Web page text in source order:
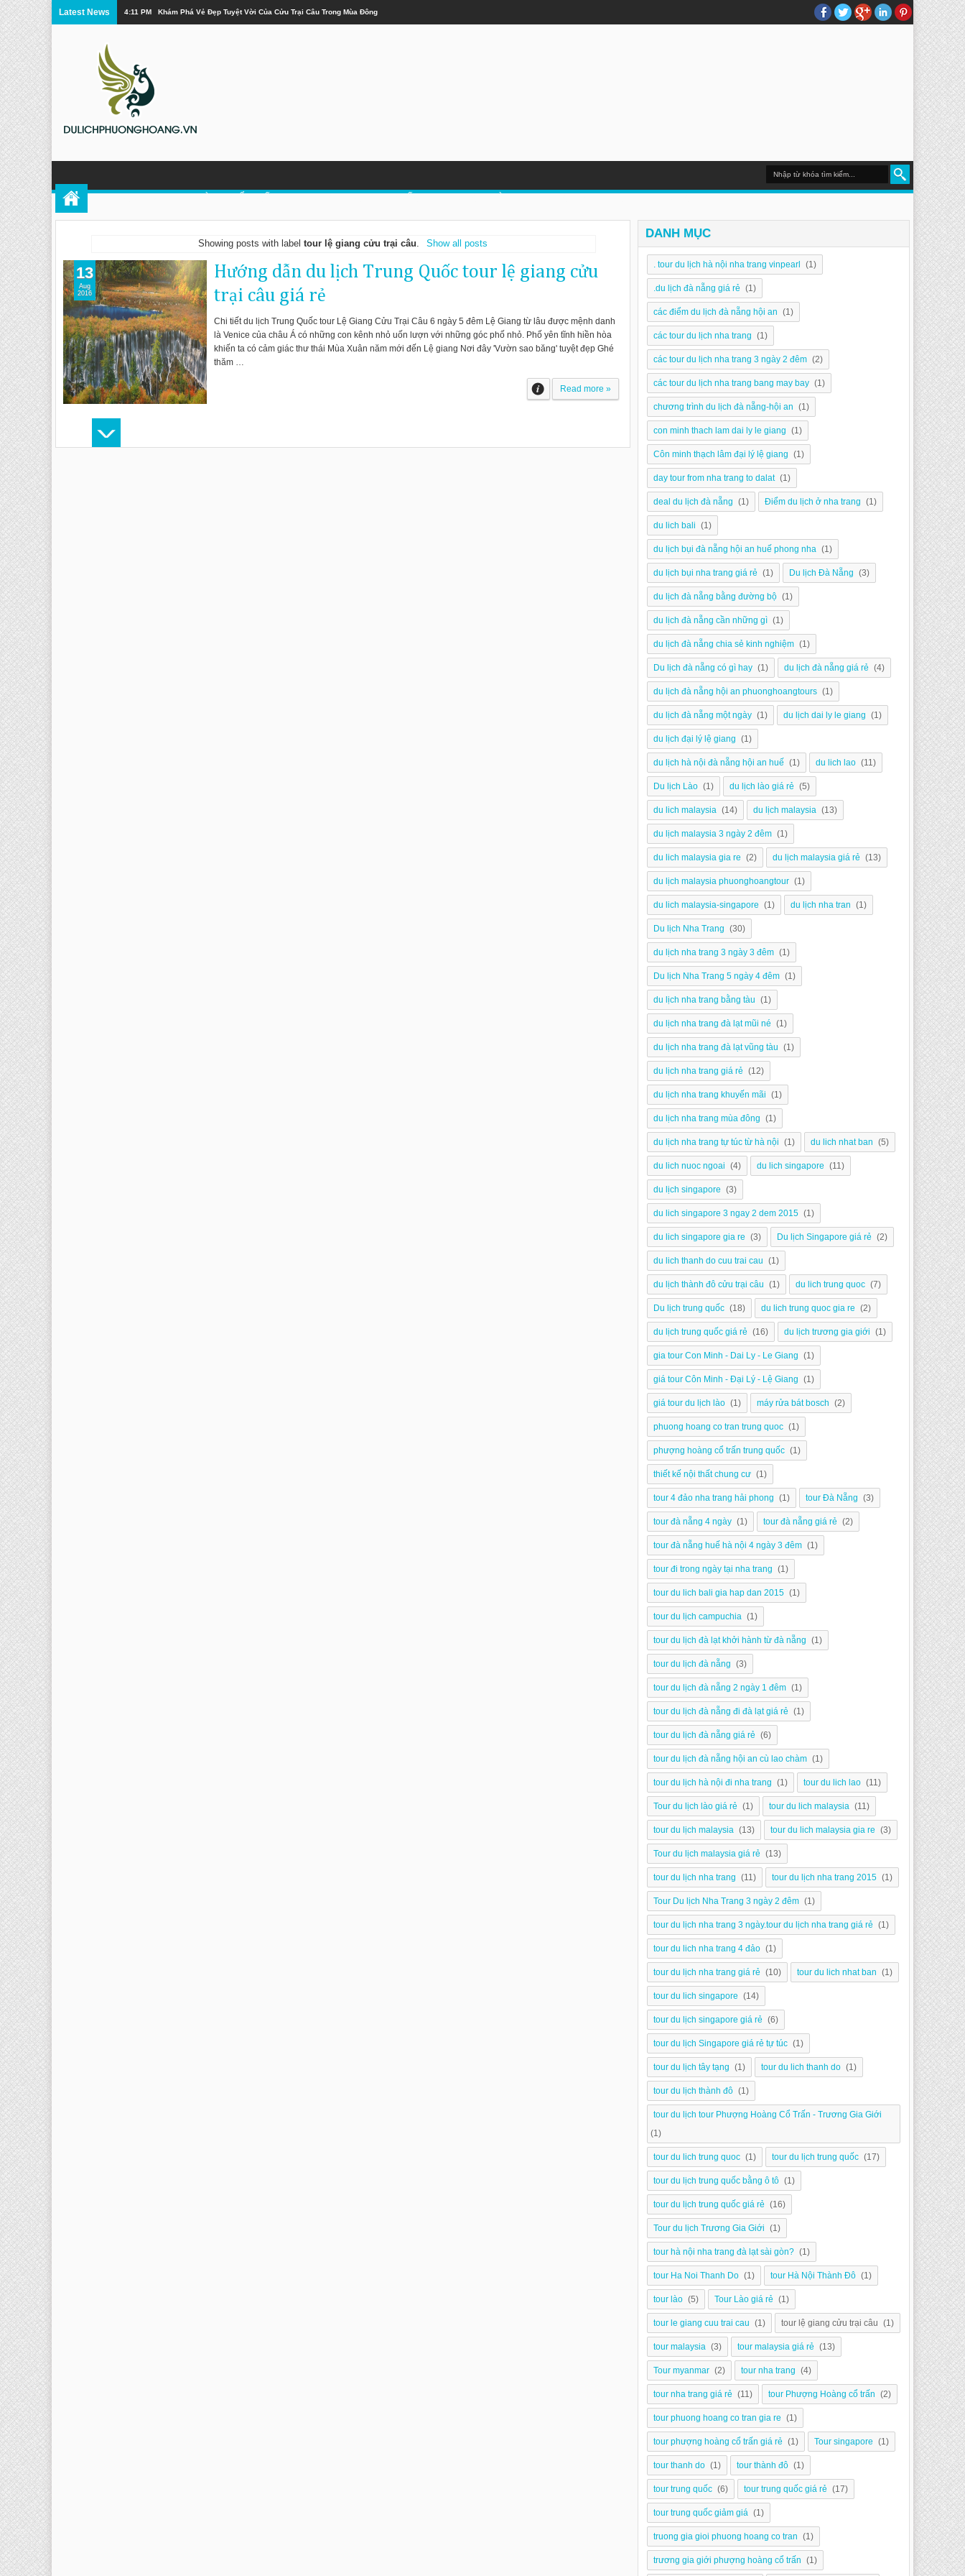
Latest News 4:11 PM Khám Phá Vẻ Đẹp Tuyệt Vời Của Cửu Trại Câu Trong Mùa Đông
Showing posts with labeltour lệ giang cửu trại câu Show all posts
Hướng dẫn du lịch Trung Quốc tour lệ giang cửu
trại câu giá rẻ
Chi tiết du lịch Trung Quốc tour Lệ Giang Cửu Trại Câu 6 ngày 5 đêm Lệ Giang từ lâu được mệnh danh
là Venice của châu Á có những con kênh nhỏ uốn lượn với những góc phố nhỏ. Phố yên tĩnh hiền hòa
khiến ta có cảm giác thư thái Mùa Xuân năm mới đến Lệ giang Nơi đây 'Vườn sao băng' tuyệt đẹp Ghé
thăm …
Read more »
13
Aug
2016
DANH MỤC
. tour du lịch hà nội nha trang vinpearl (1)
.du lịch đà nẵng giá rẻ (1)
các điểm du lịch đà nẵng hội an (1)
các tour du lịch nha trang (1)
các tour du lịch nha trang 3 ngày 2 đêm (2)
các tour du lịch nha trang bang may bay (1)
chương trình du lịch đà nẵng-hội an (1)
con minh thach lam dai ly le giang (1)
Côn minh thạch lâm đại lý lệ giang (1)
day tour from nha trang to dalat (1)
deal du lịch đà nẵng (1) Điểm du lịch ở nha trang (1)
du lich bali (1)
du lịch bụi đà nẵng hội an huế phong nha (1)
du lịch bụi nha trang giá rẻ (1) Du lịch Đà Nẵng (3)
du lịch đà nẵng bằng đường bộ (1)
du lịch đà nẵng cần những gì (1)
du lịch đà nẵng chia sẻ kinh nghiệm (1)
Du lịch đà nẵng có gì hay (1) du lịch đà nẵng giá rẻ (4)
du lịch đà nẵng hội an phuonghoangtours (1)
du lịch đà nẵng một ngày (1) du lịch dai ly le giang (1)
du lịch đại lý lệ giang (1)
du lịch hà nội đà nẵng hội an huế (1) du lich lao (11)
Du lịch Lào (1) du lịch lào giá rẻ (5)
du lich malaysia (14) du lịch malaysia (13)
du lịch malaysia 3 ngày 2 đêm (1)
du lich malaysia gia re (2) du lịch malaysia giá rẻ (13)
du lịch malaysia phuonghoangtour (1)
du lich malaysia-singapore (1) du lịch nha tran (1)
Du lịch Nha Trang (30)
du lịch nha trang 3 ngày 3 đêm (1)
Du lịch Nha Trang 5 ngày 4 đêm (1)
du lịch nha trang bằng tàu (1)
du lịch nha trang đà lạt mũi né (1)
du lịch nha trang đà lạt vũng tàu (1)
du lịch nha trang giá rẻ (12)
du lịch nha trang khuyến mãi (1)
du lịch nha trang mùa đông (1)
du lịch nha trang tự túc từ hà nội (1) du lich nhat ban (5)
du lich nuoc ngoai (4) du lich singapore (11)
du lịch singapore (3)
du lich singapore 3 ngay 2 dem 2015 (1)
du lich singapore gia re (3) Du lịch Singapore giá rẻ (2)
du lich thanh do cuu trai cau (1)
du lịch thành đô cửu trại câu (1) du lich trung quoc (7)
Du lịch trung quốc (18) du lich trung quoc gia re (2)
du lịch trung quốc giá rẻ (16) du lịch trương gia giới (1)
gia tour Con Minh - Dai Ly - Le Giang (1)
giá tour Côn Minh - Đại Lý - Lệ Giang (1)
giá tour du lịch lào (1) máy rửa bát bosch (2)
phuong hoang co tran trung quoc (1)
phượng hoàng cổ trấn trung quốc (1)
thiết kế nội thất chung cư (1)
tour 4 đảo nha trang hải phong (1) tour Đà Nẵng (3)
tour đà nẵng 4 ngày (1) tour đà nẵng giá rẻ (2)
tour đà nẵng huế hà nội 4 ngày 3 đêm (1)
tour đi trong ngày tại nha trang (1)
tour du lich bali gia hap dan 2015 (1)
tour du lịch campuchia (1)
tour du lịch đà lạt khởi hành từ đà nẵng (1)
tour du lịch đà nẵng (3)
tour du lịch đà nẵng 2 ngày 1 đêm (1)
tour du lịch đà nẵng đi đà lạt giá rẻ (1)
tour du lịch đà nẵng giá rẻ (6)
tour du lịch đà nẵng hội an cù lao chàm (1)
tour du lịch hà nội đi nha trang (1) tour du lich lao (11)
Tour du lịch lào giá rẻ (1) tour du lich malaysia (11)
tour du lịch malaysia (13) tour du lich malaysia gia re (3)
Tour du lịch malaysia giá rẻ (13)
tour du lịch nha trang (11) tour du lịch nha trang 2015 (1)
Tour Du lịch Nha Trang 3 ngày 2 đêm (1)
tour du lịch nha trang 3 ngày.tour du lịch nha trang giá rẻ (1)
tour du lich nha trang 4 đảo (1)
tour du lịch nha trang giá rẻ (10) tour du lich nhat ban (1)
tour du lich singapore (14)
tour du lịch singapore giá rẻ (6)
tour du lịch Singapore giá rẻ tự túc (1)
tour du lịch tây tạng (1) tour du lich thanh do (1)
tour du lịch thành đô (1)
tour du lịch tour Phượng Hoàng Cổ Trấn - Trương Gia Giới
(1)
tour du lich trung quoc (1) tour du lịch trung quốc (17)
tour du lịch trung quốc bằng ô tô (1)
tour du lịch trung quốc giá rẻ (16)
Tour du lịch Trương Gia Giới (1)
tour hà nội nha trang đà lạt sài gòn? (1)
tour Ha Noi Thanh Do (1) tour Hà Nội Thành Đô (1)
tour lào (5) Tour Lào giá rẻ (1)
tour le giang cuu trai cau (1) tour lệ giang cửu trại câu (1)
tour malaysia (3) tour malaysia giá rẻ (13)
Tour myanmar (2) tour nha trang (4)
tour nha trang giá rẻ (11) tour Phượng Hoàng cổ trấn (2)
tour phuong hoang co tran gia re (1)
tour phượng hoàng cổ trấn giá rẻ (1) Tour singapore (1)
tour thanh do (1) tour thành đô (1)
tour trung quốc (6) tour trung quốc giá rẻ (17)
tour trung quốc giảm giá (1)
truong gia gioi phuong hoang co tran (1)
trương gia giới phượng hoàng cổ trấn (1)